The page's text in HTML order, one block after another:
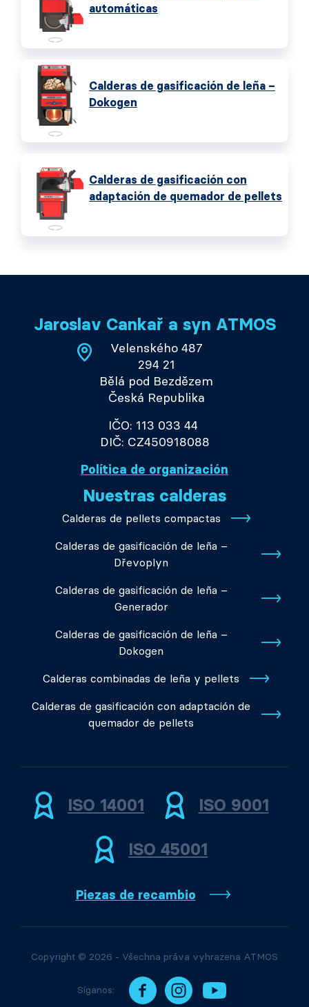
automáticas
Calderas de gasificación de leña –
Dokogen
Calderas de gasificación con
adaptación de quemador de pellets
Jaroslav Cankař a syn ATMOS
Velenského 487
294 21
Bělá pod Bezdězem
Česká Republika
IČO: 113 033 44
DIČ: CZ450918088
Política de organización
Nuestras calderas
Calderas de pellets compactas
Calderas de gasificación de leña –
Dřevoplyn
Calderas de gasificación de leña –
Generador
Calderas de gasificación de leña –
Dokogen
Calderas combinadas de leña y pellets
Calderas de gasificación con adaptación de
quemador de pellets
ISO 14001 ISO 9001
ISO 45001
Piezas de recambio
Copyright © 2026 - Všechna práva vyhrazena ATMOS
Síganos: